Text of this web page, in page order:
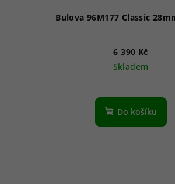
Bulova 96M177 Classic
6 390 Kč
Skladem
Do košíku